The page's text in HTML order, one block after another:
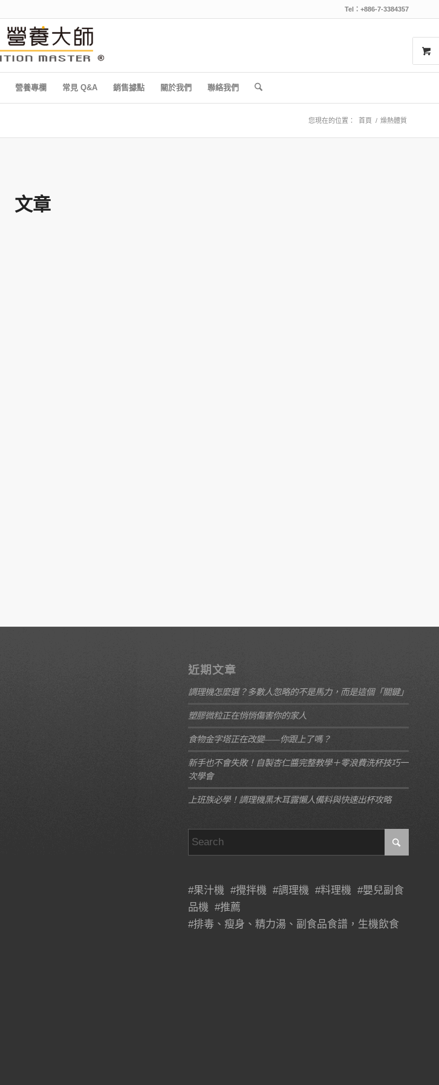
Tel：+886-7-3384357
營養專欄 常見 Q&A 銷售據點 關於我們 聯絡我們
您現在的位置： 首頁 / 燥熱體質
文章
近期文章
調理機怎麼選？多數人忽略的不是馬力，而是這個「關鍵」
塑膠微粒正在悄悄傷害你的家人
食物金字塔正在改變——你跟上了嗎？
新手也不會失敗！自製杏仁醬完整教學＋零浪費洗杯技巧一
次學會
上班族必學！調理機黑木耳露懶人備料與快速出杯攻略
#果汁機 #攪拌機 #調理機 #料理機 #嬰兒副食
品機 #推薦
#排毒、瘦身、精力湯、副食品食譜，生機飲食